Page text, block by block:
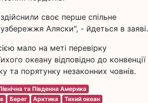
своє перше спільне
Аляски", - йдеться в заяві.
мало на меті перевірку
океану відповідно до конвенції
та порятунку незаконних човнів.
та Південна Америка
Берег Арктика Тихий океан